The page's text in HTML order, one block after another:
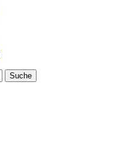
Suche